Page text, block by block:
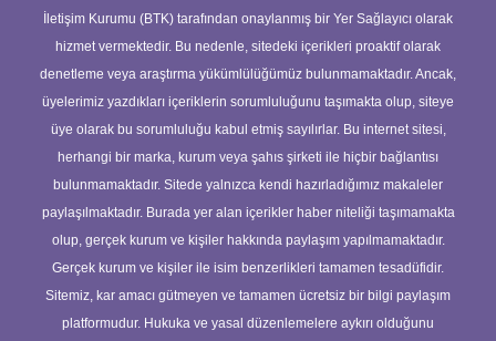
İletişim Kurumu (BTK) tarafından onaylanmış bir Yer Sağlayıcı olarak
hizmet vermektedir. Bu nedenle, sitedeki içerikleri proaktif olarak
denetleme veya araştırma yükümlülüğümüz bulunmamaktadır. Ancak,
üyelerimiz yazdıkları içeriklerin sorumluluğunu taşımakta olup, siteye
üye olarak bu sorumluluğu kabul etmiş sayılırlar. Bu internet sitesi,
herhangi bir marka, kurum veya şahıs şirketi ile hiçbir bağlantısı
bulunmamaktadır. Sitede yalnızca kendi hazırladığımız makaleler
paylaşılmaktadır. Burada yer alan içerikler haber niteliği taşımamakta
olup, gerçek kurum ve kişiler hakkında paylaşım yapılmamaktadır.
Gerçek kurum ve kişiler ile isim benzerlikleri tamamen tesadüfidir.
Sitemiz, kar amacı gütmeyen ve tamamen ücretsiz bir bilgi paylaşım
platformudur. Hukuka ve yasal düzenlemelere aykırı olduğunu